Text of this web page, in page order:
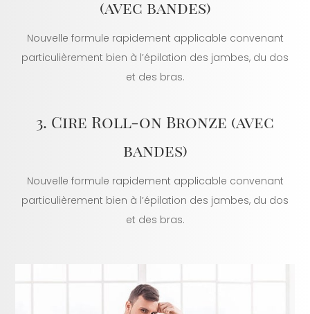
(avec bandes)
Nouvelle formule rapidement applicable convenant
particulièrement bien à l’épilation des jambes, du dos
et des bras.
3. Cire Roll-on Bronze (avec
bandes)
Nouvelle formule rapidement applicable convenant
particulièrement bien à l’épilation des jambes, du dos
et des bras.